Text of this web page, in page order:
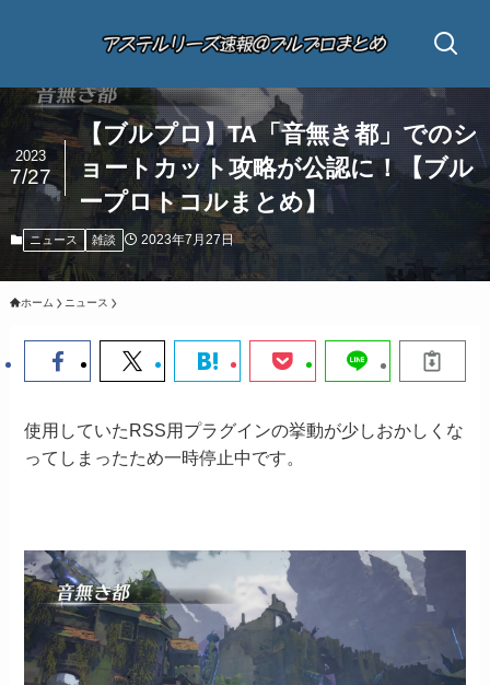
【ブルプロ】TA「音無き都」でのシ
ョートカット攻略が公認に！【ブル
ープロトコルまとめ】
2023
7/27
ニュース 雑談 2023年7月27日
ホーム ニュース
使用していたRSS用プラグインの挙動が少しおかしくな
ってしまったため一時停止中です。